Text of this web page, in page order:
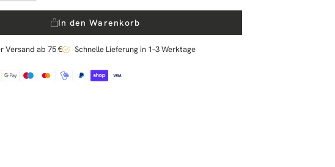
die
Menge
Hario
Filterpapier
V60
(01),
In den Warenkorb
Versand ab 75 € Schnelle Lieferung in 1–3 Werktage